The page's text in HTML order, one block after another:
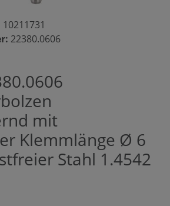
10211731
22380.0606
mit
Klemmlänge Ø 6
Stahl 1.4542